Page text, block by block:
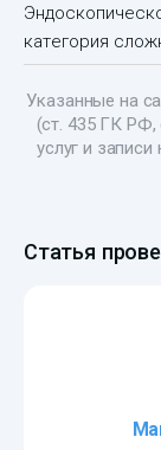
категория
Указанные на
(ст. 435 ГК РФ,
услуг и
Статья